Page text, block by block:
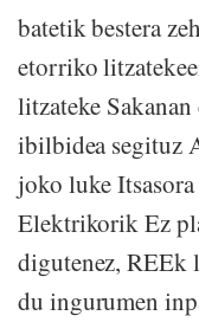
batetik bestera
etorriko
litzateke
ibilbidea segituz
joko luke
Elektrikorik Ez
digutenez, REEk
du ingurumen